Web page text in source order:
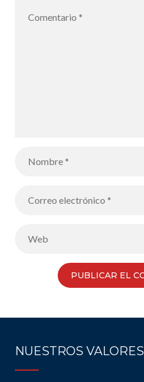
NUESTROS VALORES